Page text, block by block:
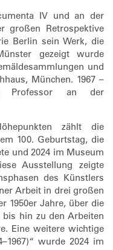
IV und an der
großen Retrospektive
Berlin sein Werk, die
gezeigt wurde
und
München. 1967 –
Professor an der
zählt die
100. Geburtstag, die
und 2024 im Museum
Ausstellung zeigte
des Künstlers
Arbeit in drei großen
1950er Jahre, über die
hin zu den Arbeiten
Eine weitere wichtige
wurde 2024 im